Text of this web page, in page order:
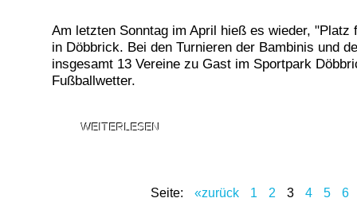
Am letzten Sonntag im April hieß es wieder, "Platz
in Döbbrick. Bei den Turnieren der Bambinis und
insgesamt 13 Vereine zu Gast im Sportpark
Fußballwetter.
WEITERLESEN
Seite: «zurück 1 2 3 4 5 6